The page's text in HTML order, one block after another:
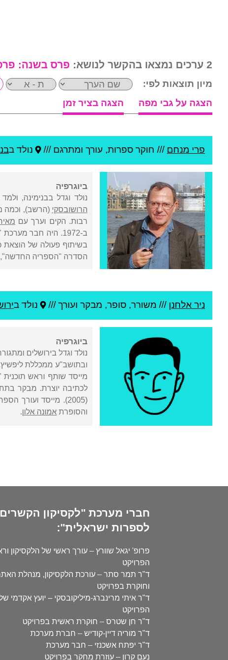
2 ערכים נמצאו בהקשר לנושא: פרס בשנה: פרס
מיון תוצאות לפי:
הצגה על גבי מפה
הצגה בציר זמן
פרי מנחם /// חוקר ספרות, עורך ומתרגם /// נולד ב
ביוגרפיה
נולד וגדל בבנימינה,
הרושובסקי (הרשב), וכמה
רבות. הקים וערך עם
ב-1972. היה חבר מערכת "הספרות", כתב העת של החוג לתורת "הספרות" באוניברסיטת תל אביב. מאוחר יותר ייסד וערך עם
הסדרה "הספריה החדשה",
ניר אלחנן /// משורר, סופר, מבקר ועורך /// נולד ב
ביוגרפיה
נולד וגדל בירושלים
ובתושב"ע ממכללת
מייסד שותף וראש תוכנית
לכתיבה יוצרת. מבקר
(2005). מייסד
והסופרתאמונה אלון.
חברי מערכת "לקסיקון הקשרים
לספרות ישראלית":
פרופ' יגאל שוורץ – עורך ראשי של הלקסיקון
הפרויקט
ד"ר תמר סתר – עורכת הלקסיקון, מנהלת
וחוקרת בפרויקט
ד"ר איתי מרינברג-מיליקובסקי – יועץ אקדמי
הפרויקט
ד"ר חן שטרס – חוקרת ראשית בפרויקט
ד"ר מוריה דיין-קודיש – חברת מערכת
ד"ר יפתח אשכנזי – חבר מערכת
נעם קרון – עוזרת מחקר בפרויקט